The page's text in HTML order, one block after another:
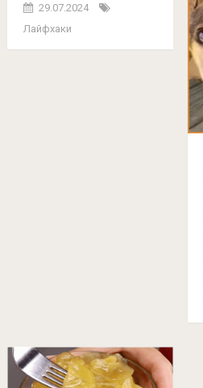
29.07.2024
Лайфхаки